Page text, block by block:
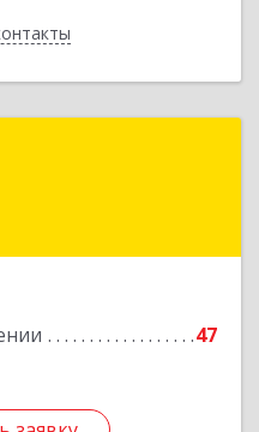
47
г, Ленина ул,